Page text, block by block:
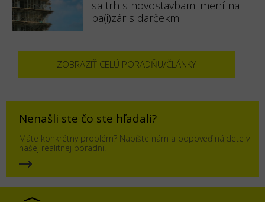
sa trh s novostavbami mení na
ba(i)zár s darčekmi
ZOBRAZIŤ CELÚ PORADŇU/ČLÁNKY
Nenašli ste čo ste hľadali?
Máte konkrétny problém? Napíšte nám a odpoveď nájdete v
našej realitnej poradni.